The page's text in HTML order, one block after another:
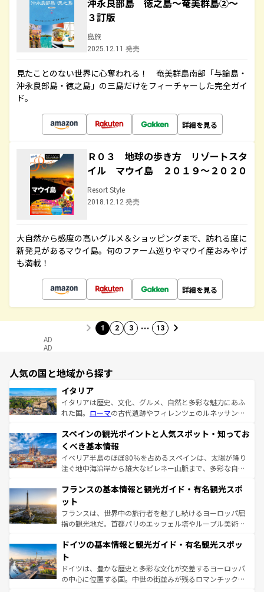
沖永良部島 徳之島～奄美群島②～
３訂版
島旅
2025.12.11 発売
見たことのない世界に心奪われる！ 奄美群島南部「与論島・
沖永良部島・徳之島」の三島だけをフィーチャーした完全ガイ
ド。
詳細を見る
Ｒ０３ 地球の歩き方 リゾートスタ
イル マウイ島 ２０１９～２０２０
Resort Style
2018.12.12 発売
大自然から感度の高いグルメ＆ショッピングまで、訪れる度に
新発見があるマウイ島。旬のファーム巡りやマウイ産おみやげ
も満載！
詳細を見る
1 2 3 … 13
AD
AD
人気の国と地域から探す
イタリア
イタリアは歴史、文化、グルメ、自然と多彩な魅力にあふ
れた国。 ローマの古代遺跡やフィレンツェのルネッサンス
ろん、トスカーナの美しい田園風景やアマルフィ海岸の絶
景など、自然景観も見逃せない。観光の合間には、本場の
ピザやパスタなど、絶品のイタリア料理を堪能することも
できる。朝目覚めてから夜眠るまで、すべての瞬間を楽し
なお、新着のイタリア情報はコンテンツ一覧を参照してほ
しい。
スペインの観光ポイントと人気スポット・知ってお
くべき基本情報
イベリア半島のほぼ80％を占めるスペインは、太陽が降り
注ぐ地中海沿岸から雄大なピレネー山脈まで、多彩な自然
文化が根付くこの国では、情熱的なフラメンコ、熱気あふ
れる闘牛、そして美味しいタパスが生活の一部となってい
る。首都マドリードの洗練された雰囲気や、バルセロナの
アートに溢れた街角から、地方では古代ローマ遺跡や中世
せる。地方によって風土や気候が異なるスペインはその個
ンテンツ一覧 を参照してほしい。
フランスの基本情報と観光ガイド・有名観光スポ
ット
フランスは、世界中の旅行者を魅了し続けるヨーロッパ屈
指の観光地だ。首都パリのエッフェル塔やルーブル美術館
で、幅広い魅力が詰まっている。華麗な宮殿、歴史的な大
聖堂、美しいビーチ、そして豊かな自然が、訪れる者を心
から魅了する。また、フランスは美食の国としても知ら
れ、フランス料理はユネスコ無形文化遺産にも登録されて
ドイツの基本情報と観光ガイド・有名観光スポッ
ト
ドイツは、豊かな歴史と多彩な文化が交差するヨーロッパ
の中心に位置する国。中世の街並みが残るロマンチック街